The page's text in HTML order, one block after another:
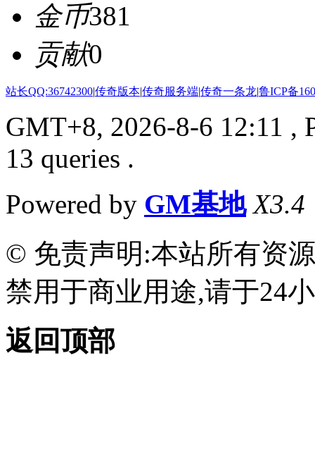
金币381
贡献0
站长QQ:36742300|传奇版本|传奇服务端|传奇一条龙|鲁ICP备
GMT+8, 2026-8-6 12:11 ,
13 queries .
Powered by GM基地 X3.4
© 免责声明:本站所有资
禁用于商业用途,请于24
返回顶部